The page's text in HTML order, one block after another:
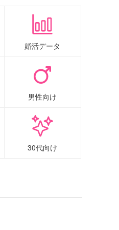
婚活データ
男性向け
30代向け